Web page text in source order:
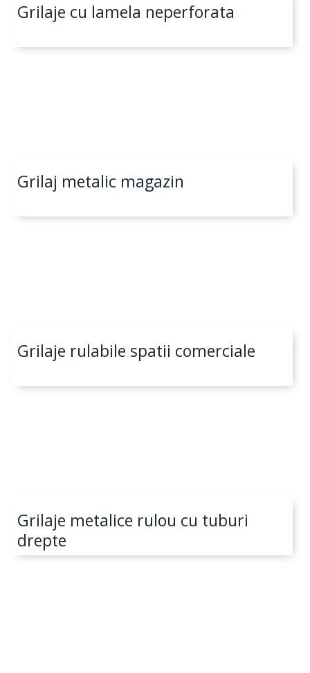
Grilaje cu lamela neperforata
Grilaj metalic magazin
Grilaje rulabile spatii comerciale
Grilaje metalice rulou cu tuburi
drepte